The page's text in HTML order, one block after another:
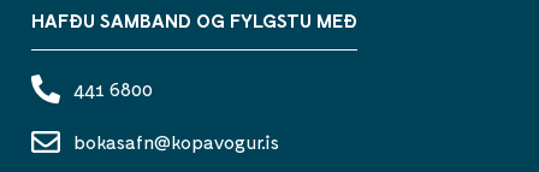
HAFÐU SAMBAND OG FYLGSTU MEÐ
441 6800
bokasafn@kopavogur.is